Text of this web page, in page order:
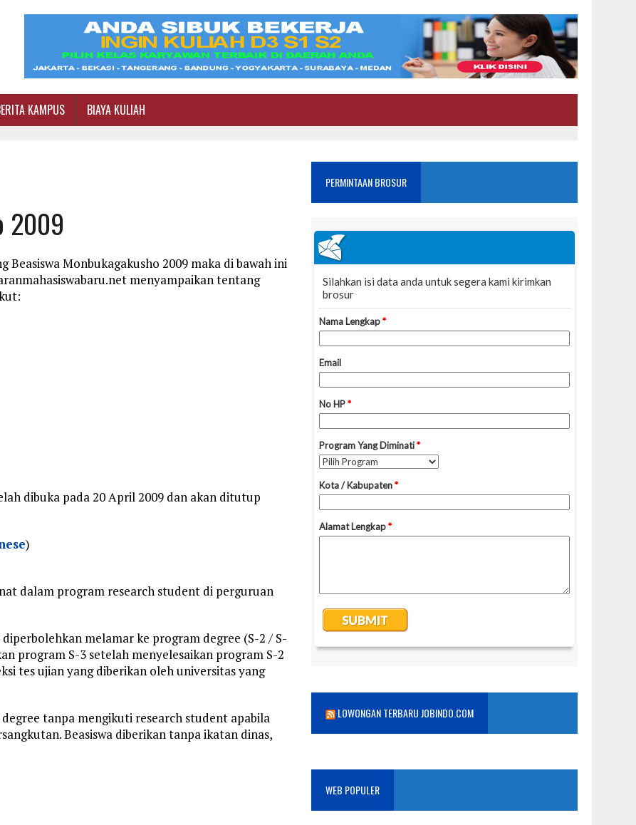
KAMPUS BIAYA KULIAH
2009
Monbukagakusho 2009 maka di bawah ini
menyampaikan tentang
dibuka pada 20 April 2009 dan akan ditutup
)
dalam program research student di perguruan
melamar ke program degree (S-2 / S-
program S-3 setelah menyelesaikan program S-2
tes ujian yang diberikan oleh universitas yang
tanpa mengikuti research student apabila
Beasiswa diberikan tanpa ikatan dinas,
PERMINTAAN BROSUR
LOWONGAN TERBARU JOBINDO.COM
WEB POPULER